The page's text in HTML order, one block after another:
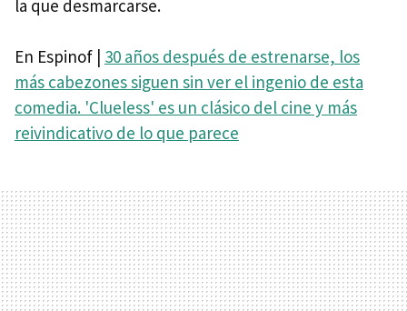
la que desmarcarse.
En Espinof | 30 años después de estrenarse, los
más cabezones siguen sin ver el ingenio de esta
comedia. 'Clueless' es un clásico del cine y más
reivindicativo de lo que parece